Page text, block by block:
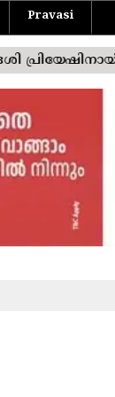
Pravasi